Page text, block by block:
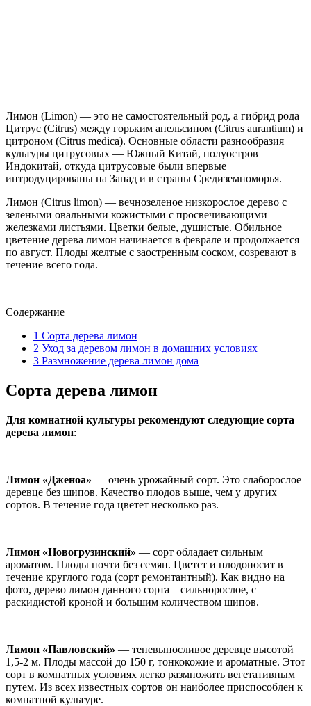
Лимон (Limon) — это не самостоятельный род, а гибрид рода
Цитрус (Citrus) между горьким апельсином (Citrus aurantium) и
цитроном (Citrus medica). Основные области разнообразия
культуры цитрусовых — Южный Китай, полуостров
Индокитай, откуда цитрусовые были впервые
интродуцированы на Запад и в страны Средиземноморья.
Лимон (Citrus limon) — вечнозеленое низкорослое дерево с
зелеными овальными кожистыми с просвечивающими
железками листьями. Цветки белые, душистые. Обильное
цветение дерева лимон начинается в феврале и продолжается
по август. Плоды желтые с заостренным соском, созревают в
течение всего года.
Содержание
1 Сорта дерева лимон
2 Уход за деревом лимон в домашних условиях
3 Размножение дерева лимон дома
Сорта дерева лимон
Для комнатной культуры рекомендуют следующие сорта
дерева лимон:
Лимон «Дженоа» — очень урожайный сорт. Это слаборослое
деревце без шипов. Качество плодов выше, чем у других
сортов. В течение года цветет несколько раз.
Лимон «Новогрузинский» — сорт обладает сильным
ароматом. Плоды почти без семян. Цветет и плодоносит в
течение круглого года (сорт ремонтантный). Как видно на
фото, дерево лимон данного сорта – сильнорослое, с
раскидистой кроной и большим количеством шипов.
Лимон «Павловский» — теневыносливое деревце высотой
1,5-2 м. Плоды массой до 150 г, тонкокожие и ароматные. Этот
сорт в комнатных условиях легко размножить вегетативным
путем. Из всех известных сортов он наиболее приспособлен к
комнатной культуре.